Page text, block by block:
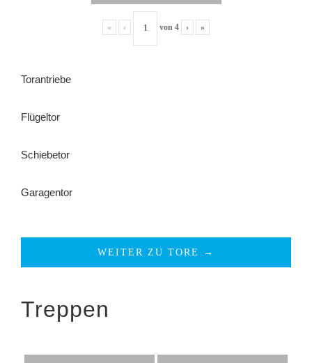
« ‹ von 4 › »
Torantriebe
Flügeltor
Schiebetor
Garagentor
WEITER ZU TORE →
Treppen